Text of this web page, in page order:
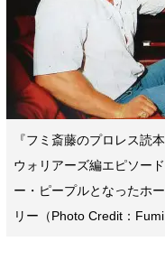
『フミ斎藤のプロレス読
ウォリアーズ編エピソー
ー・ピープルとなったホ
リー（Photo Credit：Fumi